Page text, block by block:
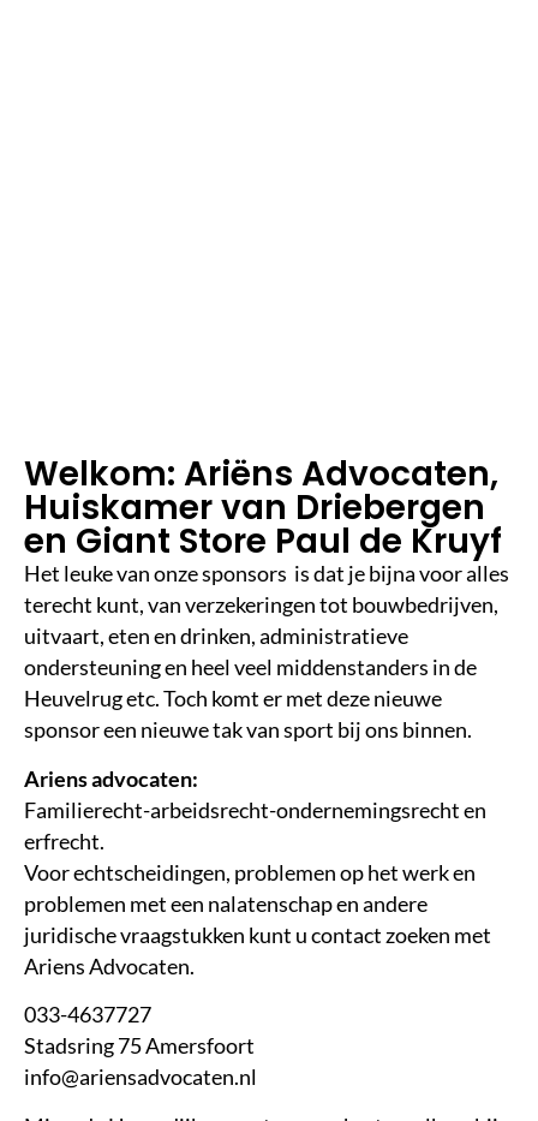
Welkom: Ariëns Advocaten,
Huiskamer van Driebergen
en Giant Store Paul de Kruyf
Het leuke van onze sponsors is dat je bijna voor alles
terecht kunt, van verzekeringen tot bouwbedrijven,
uitvaart, eten en drinken, administratieve
ondersteuning en heel veel middenstanders in de
Heuvelrug etc. Toch komt er met deze nieuwe
sponsor een nieuwe tak van sport bij ons binnen.
Ariens advocaten:
Familierecht-arbeidsrecht-ondernemingsrecht en
erfrecht.
Voor echtscheidingen, problemen op het werk en
problemen met een nalatenschap en andere
juridische vraagstukken kunt u contact zoeken met
Ariens Advocaten.
033-4637727
Stadsring 75 Amersfoort
info@ariensadvocaten.nl